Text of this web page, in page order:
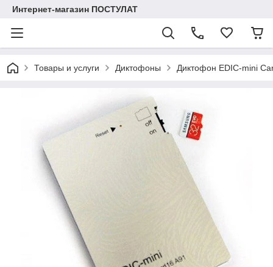
Интернет-магазин ПОСТУЛАТ
Товары и услуги Диктофоны Диктофон EDIC-mini